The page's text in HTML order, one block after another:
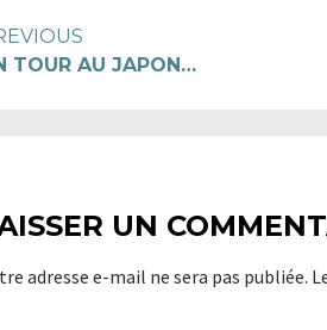
TOUR AU JAPON…
UN
adresse e-mail ne sera pas publiée.